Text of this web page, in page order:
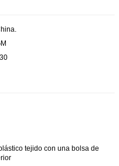
tejido con una bolsa de